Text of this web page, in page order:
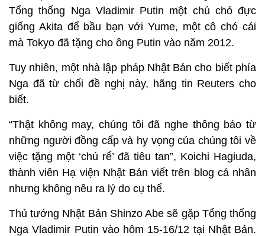
Tổng thống Nga Vladimir Putin một chú chó đực
giống Akita để bầu bạn với Yume, một cô chó cái
mà Tokyo đã tặng cho ông Putin vào năm 2012.
Tuy nhiên, một nhà lập pháp Nhật Bản cho biết phía
Nga đã từ chối đề nghị này, hãng tin Reuters cho
biết.
“Thật không may, chúng tôi đã nghe thông báo từ
những người đồng cấp và hy vọng của chúng tôi về
việc tặng một ‘chú rể’ đã tiêu tan”, Koichi Hagiuda,
thành viên Hạ viện Nhật Bản viết trên blog cá nhân
nhưng không nêu ra lý do cụ thể.
Thủ tướng Nhật Bản Shinzo Abe sẽ gặp Tổng thống
Nga Vladimir Putin vào hôm 15-16/12 tại Nhật Bản.